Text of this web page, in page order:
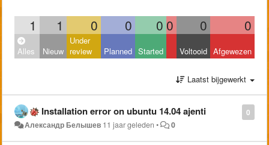
1 1 0 0 0 0 0 0
Alles Nieuw
Under
review
Planned Started Voltooid Afgewezen
Laatst bijgewerkt
0
Installation error on ubuntu 14.04 ajenti
Александр Белышев 11 jaar geleden • 0